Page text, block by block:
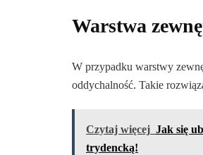
Warstwa
W przypadku warstwy
oddychalność. Takie
Czytaj więcej Jak się
trydencką!